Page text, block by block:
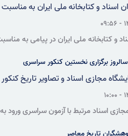
اسناد و کتابخانه ملی ایران به مناسبت
و کتابخانه ملی ایران در پیامی به
برگزاری نخستین کنکور سراسری
مجازی اسناد و تصاویر تاریخ کنکور